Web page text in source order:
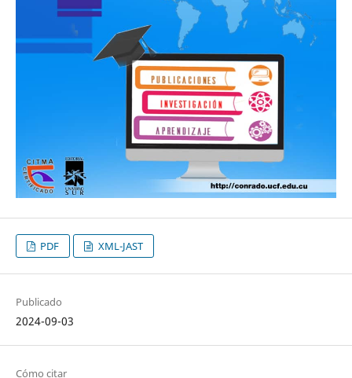
PDF XML-JAST
Publicado
2024-09-03
Cómo citar